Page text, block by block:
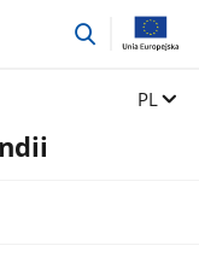
przejdź
Zmień
PL